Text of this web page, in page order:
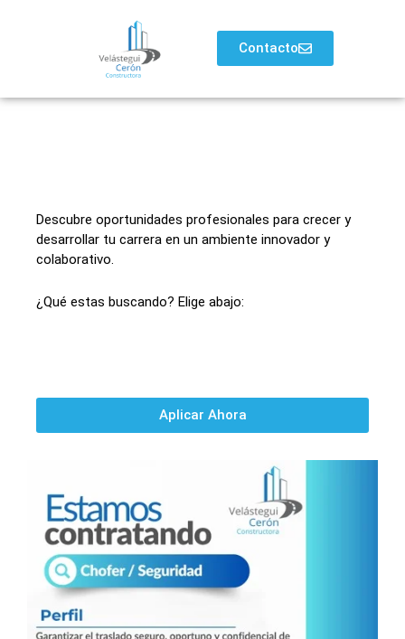
Contacto
Descubre oportunidades profesionales para crecer y
desarrollar tu carrera en un ambiente innovador y
colaborativo.
¿Qué estas buscando? Elige abajo:
Aplicar Ahora